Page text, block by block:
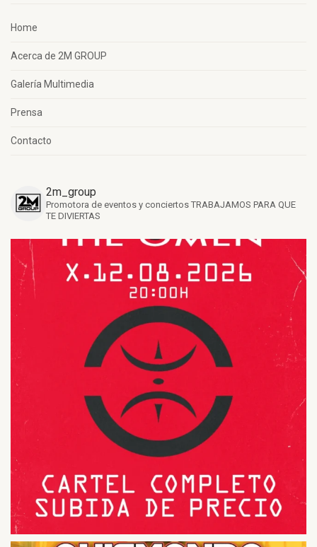
Home
Acerca de 2M GROUP
Galería Multimedia
Prensa
Contacto
2m_group
Promotora de eventos y conciertos TRABAJAMOS PARA QUE
TE DIVIERTAS